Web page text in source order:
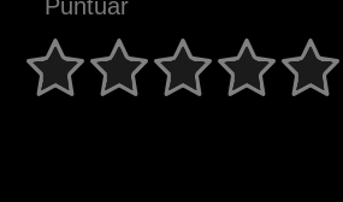
Puntuar